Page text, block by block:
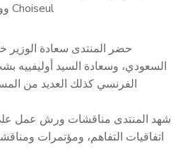
Choiseul ووزارة الاستثمار السعودية.
حضر المنتدى سعادة الوزير
السعودي، وسعادة السيد أوليفييه
الفرنسي كذلك العديد من
شهد المنتدى مناقشات ورش عمل
اتفاقيات التفاهم، ومؤتمرات